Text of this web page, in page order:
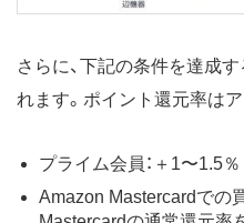
さらに、下記の条件を達成
れます。ポイント還元率は
プライム会員：＋1〜1.5％
Amazon Mastercardでの